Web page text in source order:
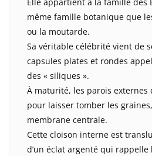
même famille botanique que
ou la moutarde.
Sa véritable célébrité vient de
capsules plates et rondes
des « siliques ».
À maturité, les parois
pour laisser tomber les
membrane centrale.
Cette cloison interne est
d’un éclat argenté qui